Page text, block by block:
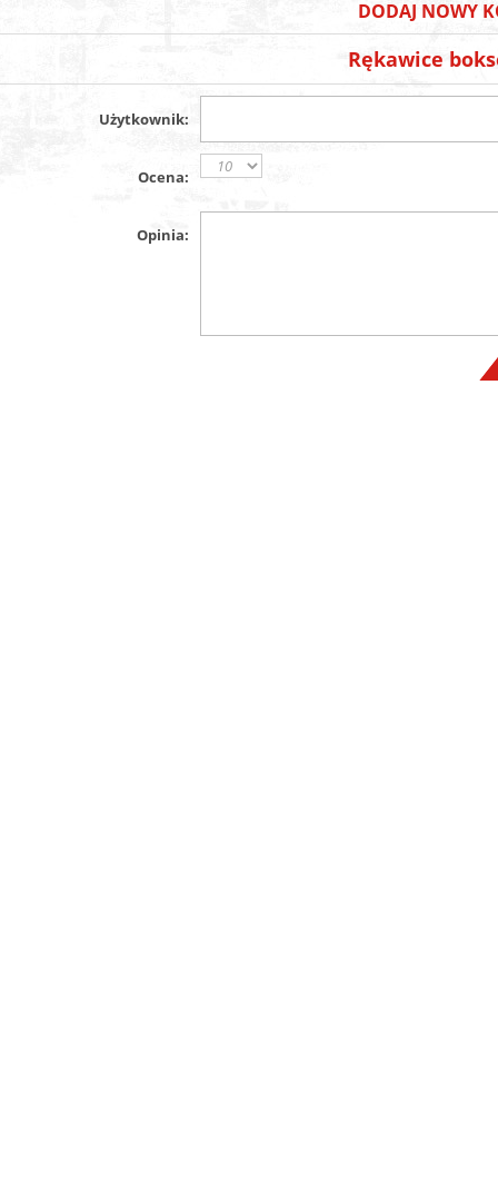
DODAJ NOWY
Rękawice
Użytkownik:
Ocena:
Opinia: